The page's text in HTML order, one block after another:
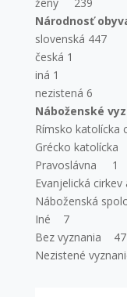
Národnosť
slovenská 447
česká 1
iná 1
nezistená 6
Náboženské
Rímsko
Grécko
Pravoslávna 1
Evanjelická
Náboženská
Iné 7
Bez vyznania 47
Nezistené